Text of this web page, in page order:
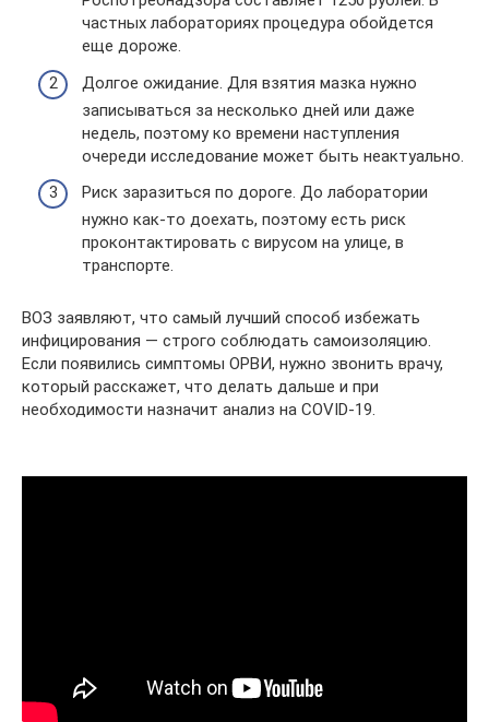
частных лабораториях процедура обойдется
еще дороже.
Долгое ожидание. Для взятия мазка нужно
записываться за несколько дней или даже
недель, поэтому ко времени наступления
очереди исследование может быть неактуально.
Риск заразиться по дороге. До лаборатории
нужно как-то доехать, поэтому есть риск
проконтактировать с вирусом на улице, в
транспорте.
ВОЗ заявляют, что самый лучший способ избежать
инфицирования — строго соблюдать самоизоляцию.
Если появились симптомы ОРВИ, нужно звонить врачу,
который расскажет, что делать дальше и при
необходимости назначит анализ на COVID-19.